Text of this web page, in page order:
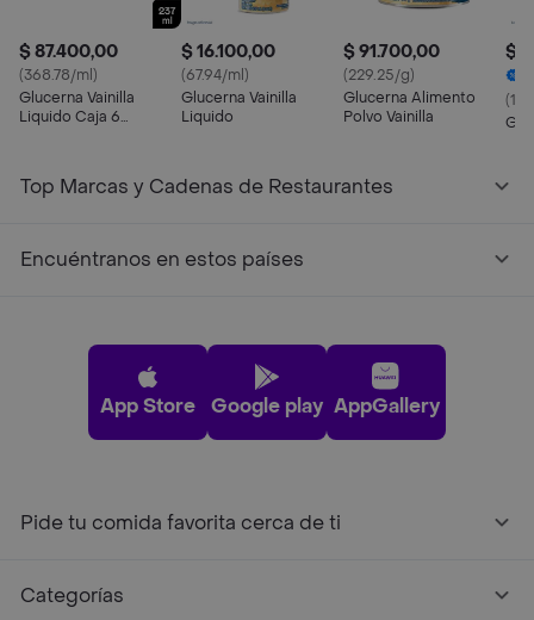
$ 87.400,00
(368.78/ml)
Glucerna Vainilla
Liquido Caja 6
$ 16.100,00
(67.94/ml)
Glucerna Vainilla
Liquido
$ 91.700,00
(229.25/g)
Glucerna Alimento
Polvo Vainilla
$
Top Marcas y Cadenas de Restaurantes
Encuéntranos en estos países
App Store Google play AppGallery
Pide tu comida favorita cerca de ti
Categorías